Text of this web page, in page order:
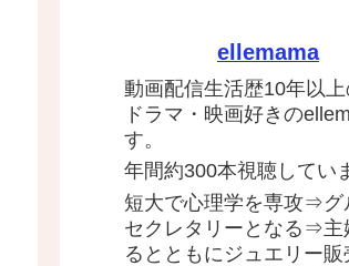
ellemama
動画配信生活歴10年以
ドラマ・映画好きの
す。
年間約300本視聴してい
短大で心理学を専攻⇒グ
セクレタリーとなる⇒主
るとともにジュエリー販